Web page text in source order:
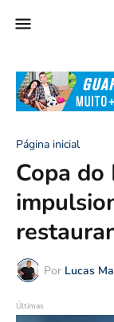
Página inicial
Copa
Por Lucas
Últimas